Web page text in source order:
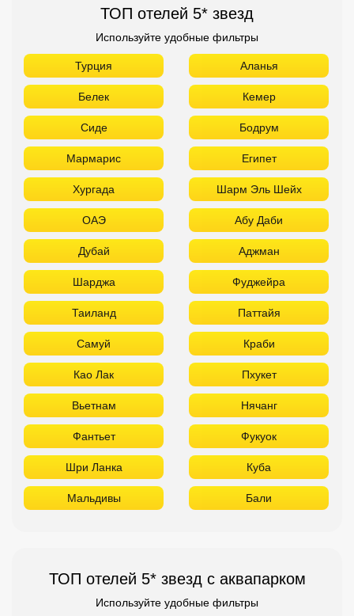
ТОП отелей 5* звезд
Используйте удобные фильтры
Турция Аланья
Белек Кемер
Сиде Бодрум
Мармарис Египет
Хургада Шарм Эль Шейх
ОАЭ Абу Даби
Дубай Аджман
Шарджа Фуджейра
Таиланд Паттайя
Самуй Краби
Као Лак Пхукет
Вьетнам Нячанг
Фантьет Фукуок
Шри Ланка Куба
Мальдивы Бали
ТОП отелей 5* звезд с аквапарком
Используйте удобные фильтры